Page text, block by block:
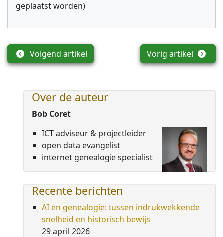
geplaatst worden)
Vorig artikel
Volgend artikel
Over de auteur
Bob Coret
ICT adviseur & projectleider
open data evangelist
internet genealogie specialist
Recente berichten
AI en genealogie: tussen indrukwekkende
snelheid en historisch bewijs
29 april 2026